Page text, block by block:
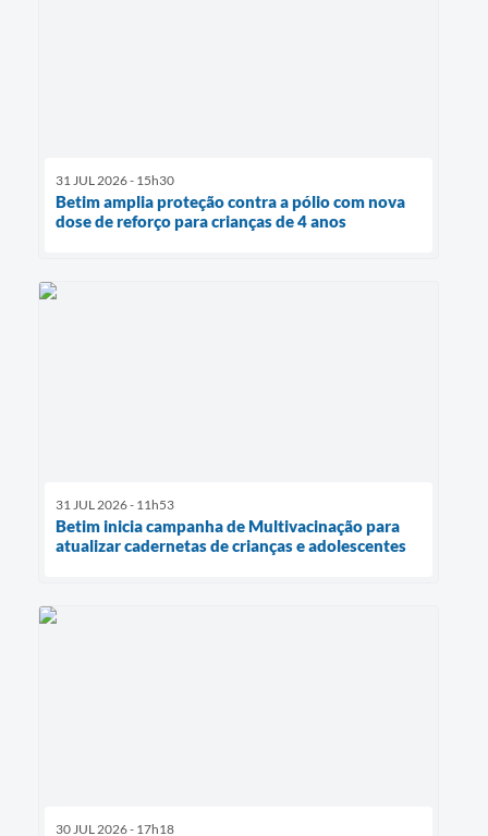
31 JUL 2026 - 15h30
Betim amplia proteção contra a pólio com nova
dose de reforço para crianças de 4 anos
31 JUL 2026 - 11h53
Betim inicia campanha de Multivacinação para
atualizar cadernetas de crianças e adolescentes
30 JUL 2026 - 17h18